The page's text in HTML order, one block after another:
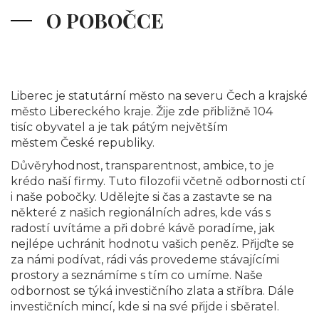
O POBOČCE
Liberec je statutární město na severu Čech a krajské
město Libereckého kraje. Žije zde přibližně 104
tisíc obyvatel a je tak pátým největším
městem České republiky.
Důvěryhodnost, transparentnost, ambice, to je
krédo naší firmy. Tuto filozofii včetně odbornosti ctí
i naše pobočky. Udělejte si čas a zastavte se na
některé z našich regionálních adres, kde vás s
radostí uvítáme a při dobré kávě poradíme, jak
nejlépe uchránit hodnotu vašich peněz. Přijďte se
za námi podívat, rádi vás provedeme stávajícími
prostory a seznámíme s tím co umíme. Naše
odbornost se týká investičního zlata a stříbra. Dále
investičních mincí, kde si na své přijde i sběratel.